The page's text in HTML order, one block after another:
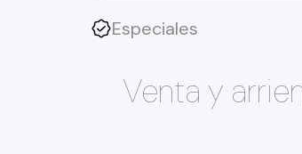
Especiales
Venta y